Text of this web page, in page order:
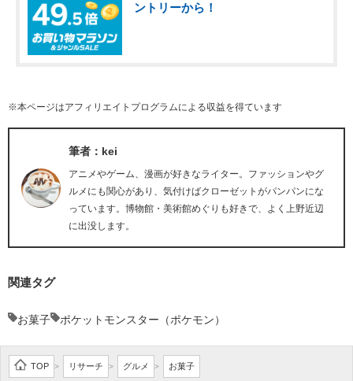
ントリーから！
※本ページはアフィリエイトプログラムによる収益を得ています
筆者：kei
アニメやゲーム、漫画が好きなライター。ファッションやグ
ルメにも関心があり、気付けばクローゼットがパンパンにな
っています。博物館・美術館めぐりも好きで、よく上野近辺
に出没します。
関連タグ
お菓子 ポケットモンスター（ポケモン）
TOP > リサーチ > グルメ > お菓子